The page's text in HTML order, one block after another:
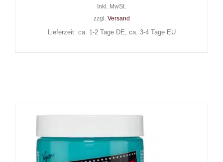
Inkl. MwSt.
zzgl. Versand
Lieferzeit: ca. 1-2 Tage DE, ca. 3-4 Tage EU